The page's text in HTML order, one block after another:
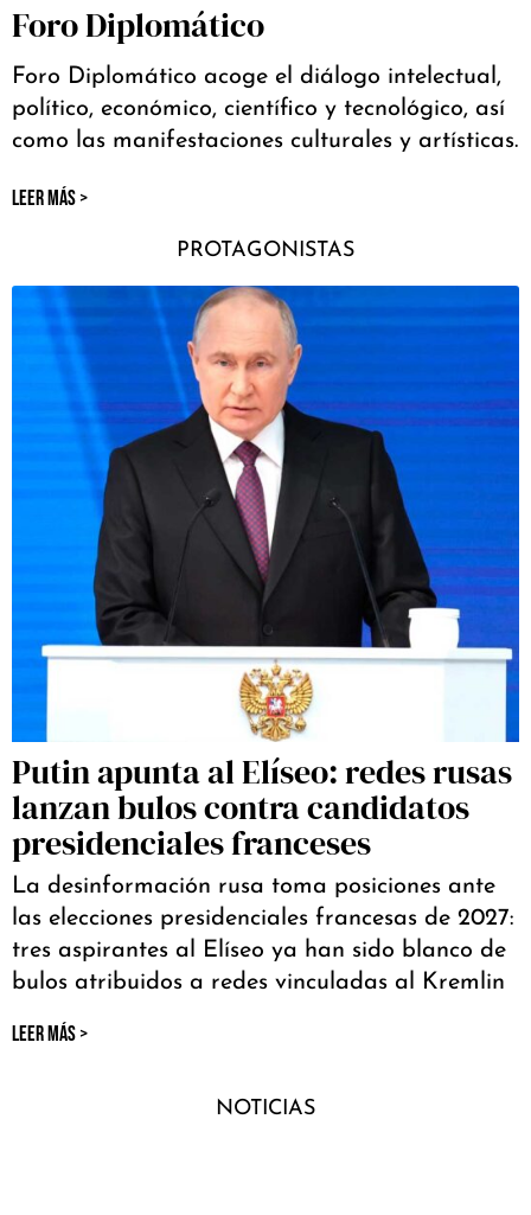
Foro Diplomático
Foro Diplomático acoge el diálogo intelectual,
político, económico, científico y tecnológico, así
como las manifestaciones culturales y artísticas.
LEER MÁS >
PROTAGONISTAS
Putin apunta al Elíseo: redes rusas
lanzan bulos contra candidatos
presidenciales franceses
La desinformación rusa toma posiciones ante
las elecciones presidenciales francesas de 2027:
tres aspirantes al Elíseo ya han sido blanco de
bulos atribuidos a redes vinculadas al Kremlin
LEER MÁS >
NOTICIAS